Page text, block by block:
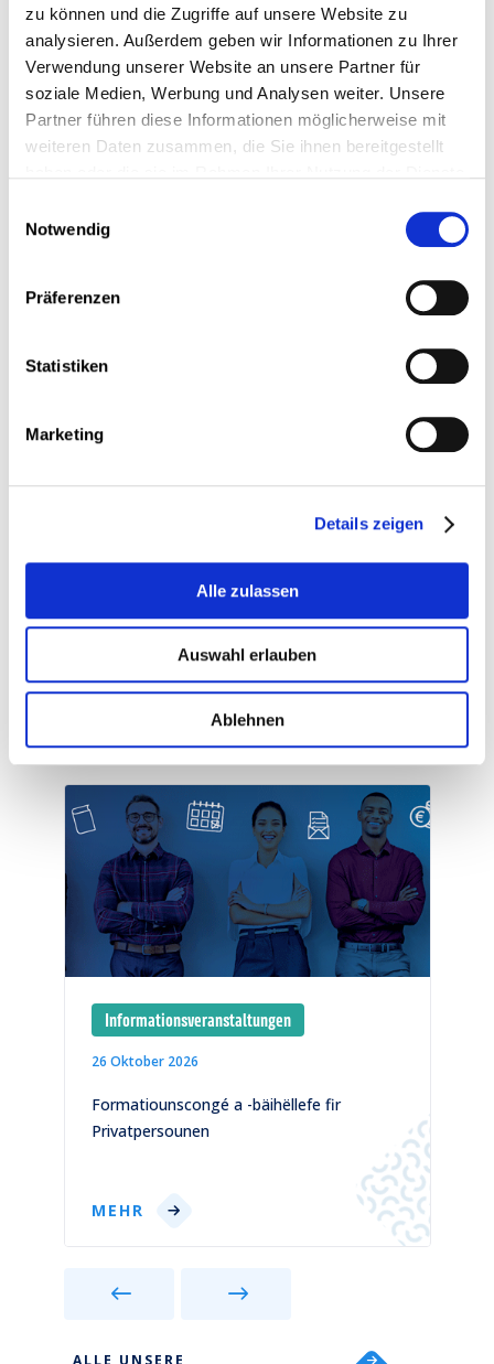
zu können und die Zugriffe auf unsere Website zu
analysieren. Außerdem geben wir Informationen zu Ihrer
Verwendung unserer Website an unsere Partner für
soziale Medien, Werbung und Analysen weiter. Unsere
Partner führen diese Informationen möglicherweise mit
weiteren Daten zusammen, die Sie ihnen bereitgestellt
Notwendig
Präferenzen
Statistiken
Marketing
Details zeigen
Alle zulassen
Auswahl erlauben
Ablehnen
Programm:
Nach einer Einleitung durch den
Soziologen Fernand Fehlen
diskutieren mit dem Publikum:
Guy Heintz, ehem. Direktor der
Steuerverwaltung
Weitere Informationen
Luxemburgisch und Deutsch statt. Eine
gewährleistet.
Andere Veranstaltungen
Informationsveranstaltungen
26 Oktober 2026
Formatiounscongé a -bäihëllefe fir
Privatpersounen
MEHR